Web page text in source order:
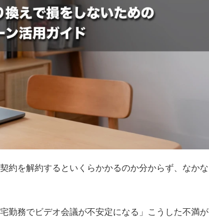
約を解約するといくらかかるのか分からず、なかな
勤務でビデオ会議が不安定になる」こうした不満が